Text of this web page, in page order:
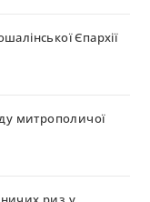
Єпархії
митрополичої